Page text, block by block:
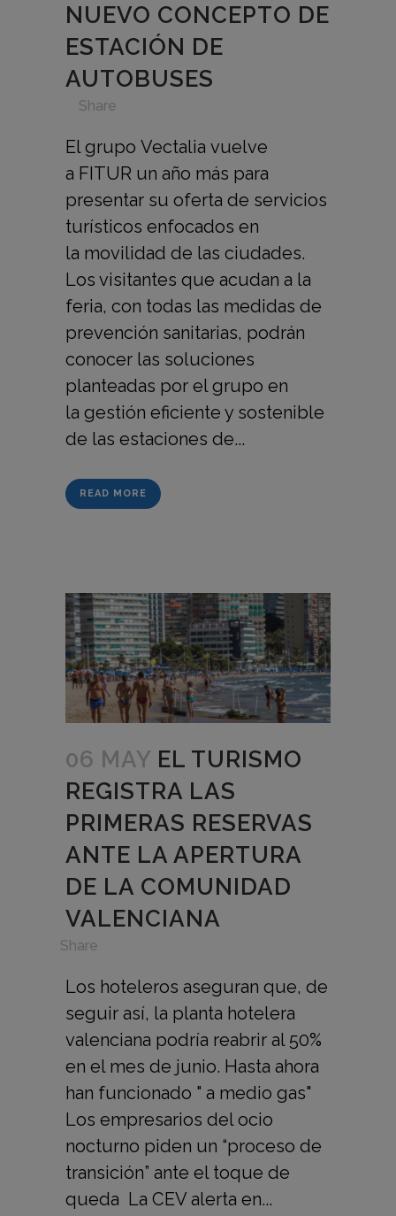
NUEVO CONCEPTO DE
ESTACIÓN DE
AUTOBUSES
Share
El grupo Vectalia vuelve
a FITUR un año más para
presentar su oferta de servicios
turísticos enfocados en
la movilidad de las ciudades.
Los visitantes que acudan a la
feria, con todas las medidas de
prevención sanitarias, podrán
conocer las soluciones
planteadas por el grupo en
la gestión eficiente y sostenible
de las estaciones de...
READ MORE
06 MAY EL TURISMO
REGISTRA LAS
PRIMERAS RESERVAS
ANTE LA APERTURA
DE LA COMUNIDAD
VALENCIANA
Share
Los hoteleros aseguran que, de
seguir así, la planta hotelera
valenciana podría reabrir al 50%
en el mes de junio. Hasta ahora
han funcionado " a medio gas"
Los empresarios del ocio
nocturno piden un “proceso de
transición” ante el toque de
queda La CEV alerta en...